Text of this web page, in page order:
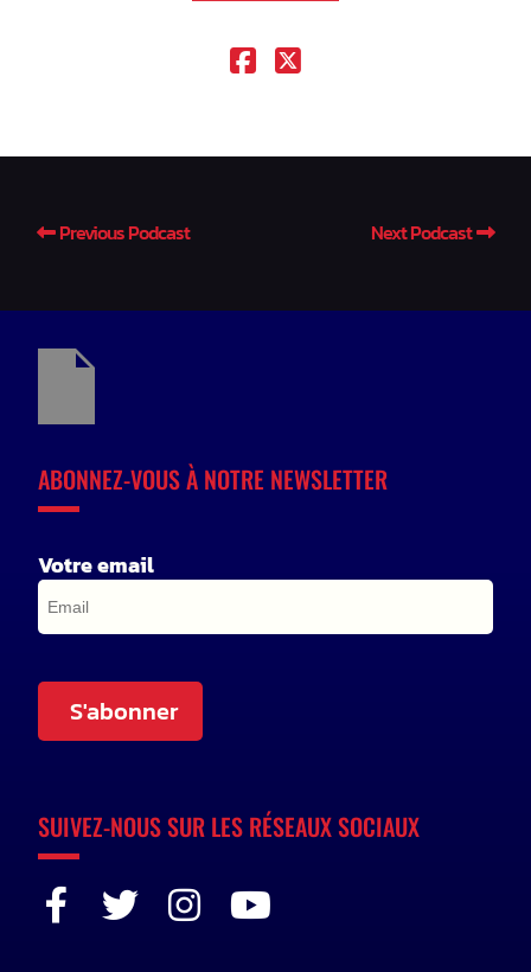
Previous Podcast Next Podcast
ABONNEZ-VOUS À NOTRE NEWSLETTER
Votre email
S'abonner
SUIVEZ-NOUS SUR LES RÉSEAUX SOCIAUX